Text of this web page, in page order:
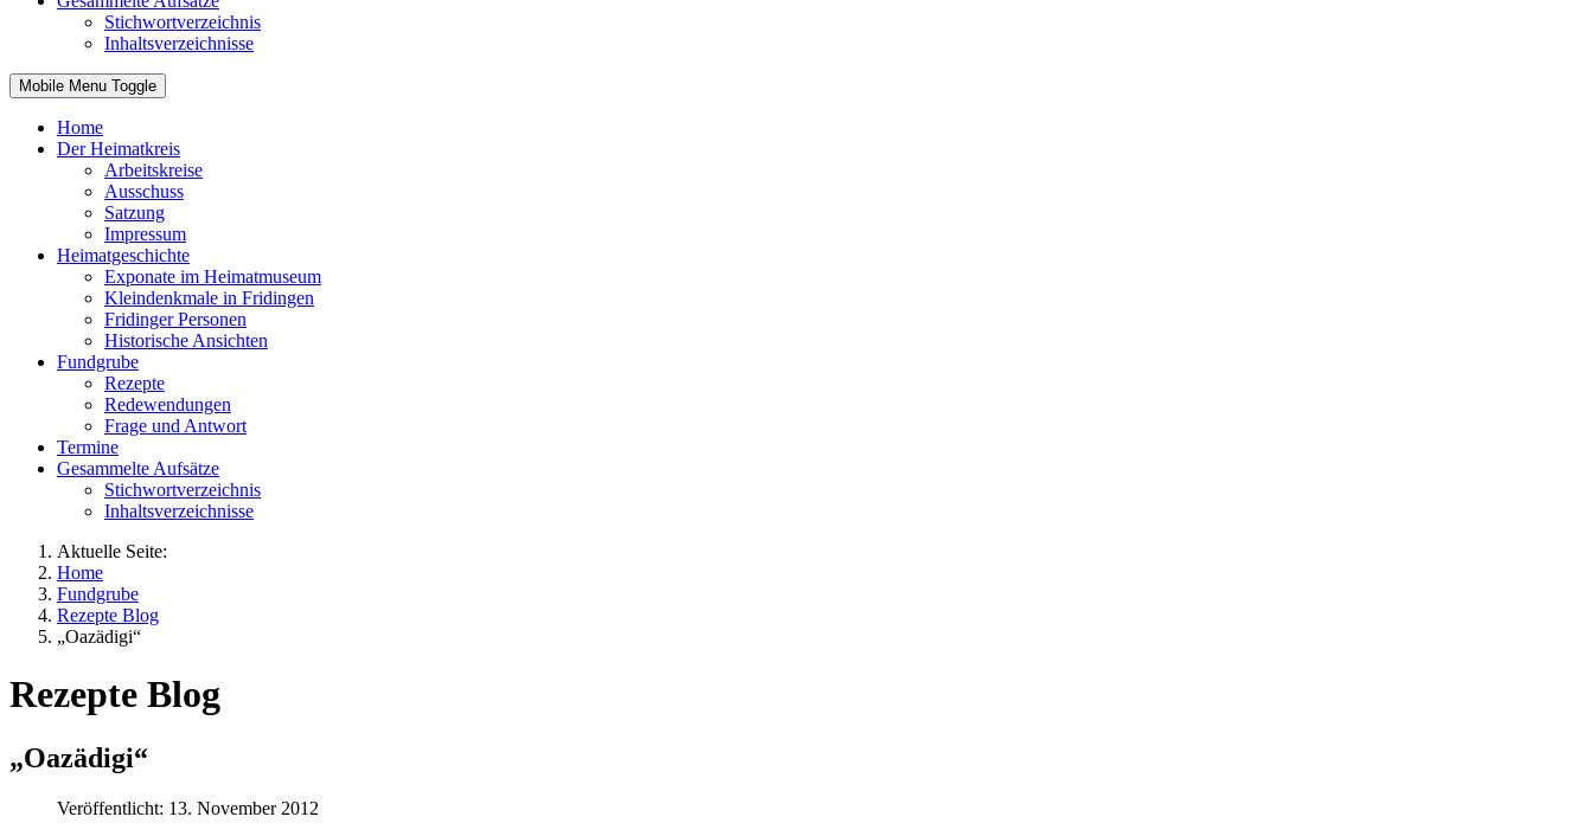
Stichwortverzeichnis
Inhaltsverzeichnisse
Mobile Menu Toggle
Home
Der Heimatkreis
Arbeitskreise
Ausschuss
Satzung
Impressum
Heimatgeschichte
Exponate im Heimatmuseum
Kleindenkmale in Fridingen
Fridinger Personen
Historische Ansichten
Fundgrube
Rezepte
Redewendungen
Frage und Antwort
Termine
Gesammelte Aufsätze
Stichwortverzeichnis
Inhaltsverzeichnisse
Aktuelle Seite:
Home
Fundgrube
Rezepte Blog
„Oazädigi“
Rezepte Blog
„Oazädigi“
Veröffentlicht: 13. November 2012